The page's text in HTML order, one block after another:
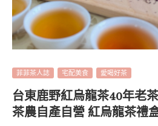
菲菲茶人誌 宅配美食 愛喝好茶
台東鹿野紅烏龍茶40年老
茶農自產自營 紅烏龍茶禮